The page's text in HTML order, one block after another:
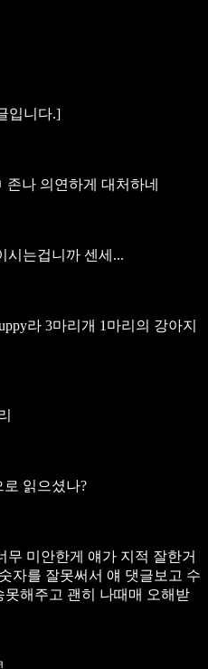
입니다.]
존나 의연하게 대처하네
시는겁니까 센세...
라 3마리개 1마리의 강아지
로 읽으셨나?
무 미안한게 얘가 지적 잘한거
자를 잘못써서 얘 댓글보고 수
못해주고 괜히 나때매 오해받